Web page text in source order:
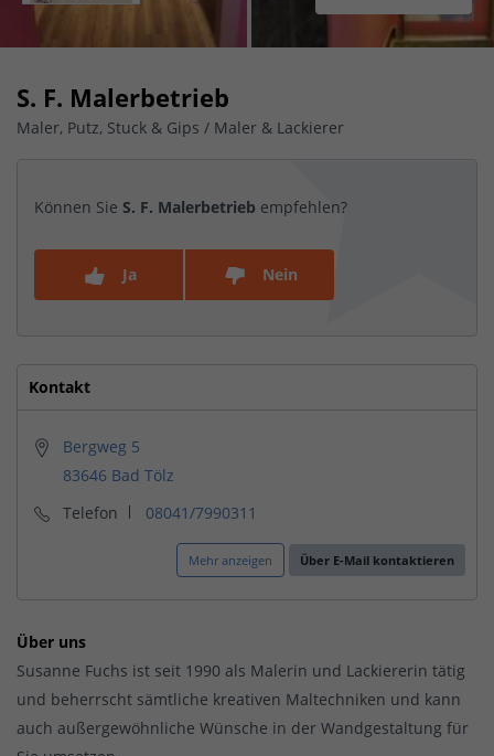
S. F. Malerbetrieb
Maler, Putz, Stuck & Gips / Maler & Lackierer
Können Sie S. F. Malerbetrieb empfehlen?
Ja Nein
Kontakt
Bergweg 5
83646 Bad Tölz
Telefon
08041/7990311
Mehr anzeigen Über E-Mail kontaktieren
Über uns
Susanne Fuchs ist seit 1990 als Malerin und Lackiererin tätig
und beherrscht sämtliche kreativen Maltechniken und kann
auch außergewöhnliche Wünsche in der Wandgestaltung für